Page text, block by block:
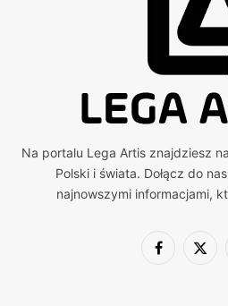
Na portalu Lega Artis znajdziesz
Polski i świata. Dołącz do
najnowszymi informacjami,
Facebook
X